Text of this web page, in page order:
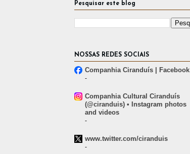
Pesquisar este blog
NOSSAS REDES SOCIAIS
Companhia Ciranduís | Facebook
-
Companhia Cultural Ciranduís
(@ciranduis) • Instagram photos
and videos
-
www.twitter.com/ciranduis
-